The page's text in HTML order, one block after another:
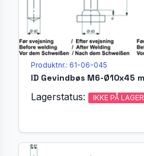
Produktnr.: 61-06-045
Lagerstatus: IKKE PÅ LAGER